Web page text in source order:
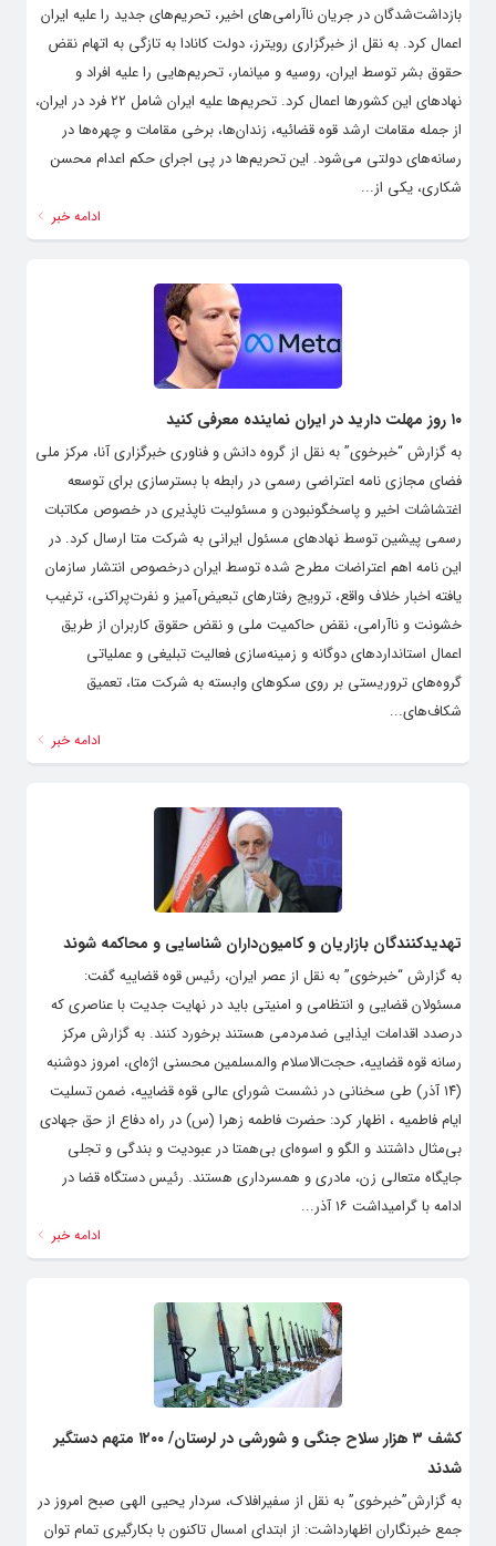
بازداشت‌شدگان در جریان ناآرامی‌های اخیر، تحریم‌های جدید را علیه ایران
اعمال کرد. به نقل از خبرگزاری رویترز، دولت کانادا به تازگی‌ به اتهام نقض
حقوق بشر توسط ایران، روسیه و میانمار، تحریم‌هایی را علیه افراد و
نهادهای این کشورها اعمال کرد. تحریم‌ها علیه ایران شامل ۲۲ فرد در ایران،
از جمله مقامات ارشد قوه قضائیه، زندان‌ها، برخی مقامات و چهره‌ها در
رسانه‌های دولتی می‌شود. این تحریم‌ها در پی اجرای حکم اعدام محسن
شکاری، یکی از...
ادامه خبر
۱۰ روز مهلت دارید در ایران نماینده معرفی کنید
به گزارش “خبرخوی” به نقل از گروه دانش و فناوری خبرگزاری آنا، مرکز ملی
فضای مجازی نامه اعتراضی رسمی در رابطه با بسترسازی برای توسعه
اغتشاشات اخیر و پاسخگونبودن و مسئولیت ناپذیری در خصوص مکاتبات
رسمی پیشین توسط نهاد‌های مسئول ایرانی به شرکت متا ارسال کرد. در
این نامه اهم اعتراضات مطرح شده توسط ایران درخصوص انتشار سازمان
یافته اخبار خلاف واقع، ترویج رفتار‌های تبعیض‌آمیز و نفرت‌پراکنی، ترغیب
خشونت و ناآرامی، نقض حاکمیت ملی و نقض حقوق کاربران از طریق
اعمال استاندارد‌های دوگانه و زمینه‌سازی فعالیت تبلیغی و عملیاتی
گروه‌های تروریستی بر روی سکو‌های وابسته به شرکت متا، تعمیق
شکاف‌های...
ادامه خبر
تهدیدکنندگان بازاریان و کامیون‌داران شناسایی و محاکمه شوند
به گزارش “خبرخوی” به نقل از عصر ایران، رئیس قوه قضاییه گفت:
مسئولان قضایی و انتظامی و امنیتی باید در نهایت جدیت با عناصری که
درصدد اقدامات ایذایی ضدمردمی هستند برخورد کنند. به گزارش مرکز
رسانه قوه قضاییه، حجت‌الاسلام والمسلمین محسنی اژه‌ای، امروز دوشنبه
(۱۴ آذر) طی سخنانی در نشست شورای عالی قوه قضاییه، ضمن تسلیت
ایام فاطمیه ، اظهار کرد: حضرت فاطمه زهرا (س) در راه دفاع از حق جهادی
بی‌مثال داشتند و الگو و اسوه‌ای بی‌همتا در عبودیت و بندگی و تجلی
جایگاه متعالی زن، مادری و همسرداری هستند. رئیس دستگاه قضا در
ادامه با گرامیداشت ۱۶ آذر...
ادامه خبر
کشف ۳ هزار سلاح جنگی و شورشی در لرستان/ ۱۲۰۰ متهم دستگیر
شدند
به گزارش”خبرخوی” به نقل از سفیرافلاک، سردار یحیی الهی صبح امروز در
جمع خبرنگاران اظهارداشت: از ابتدای امسال تاکنون با بکارگیری تمام توان